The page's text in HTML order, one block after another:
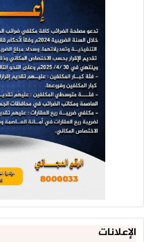
الإعلانات